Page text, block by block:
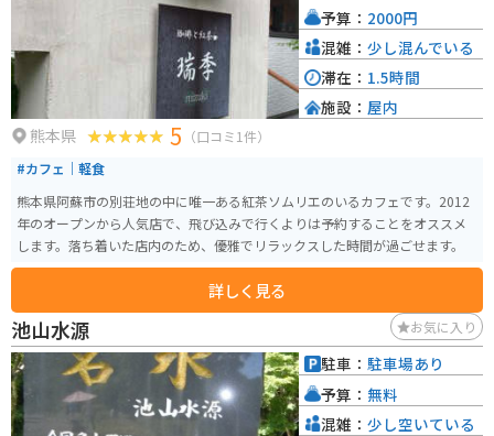
熊本県 5 （口コミ1件）
#カフェ｜軽食
熊本県阿蘇市の別荘地の中に唯一ある紅茶ソムリエのいるカフェです。2012
年のオープンから人気店で、飛び込みで行くよりは予約することをオススメ
します。落ち着いた店内のため、優雅でリラックスした時間が過ごせます。
詳しく見る
予算： 2000円
混雑： 少し混んでいる
滞在： 1.5時間
施設： 屋内
池山水源 お気に入り
駐車： 駐車場あり
予算： 無料
混雑： 少し空いている